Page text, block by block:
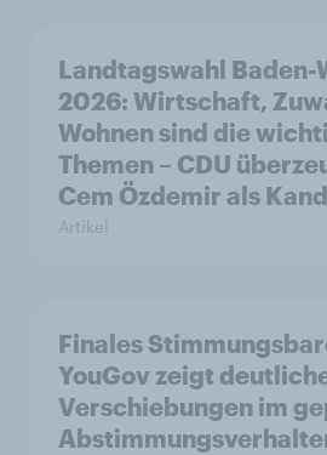
Landtagswahl
2026: Wirtschaft,
Wohnen sind die
Themen – CDU
Cem Özdemir als
Artikel
Finales
YouGov zeigt
Verschiebungen im